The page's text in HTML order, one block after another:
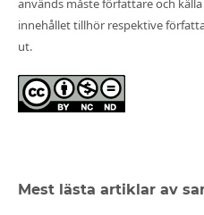
innehållet tillhör respektive
ut.
Mest lästa artiklar av